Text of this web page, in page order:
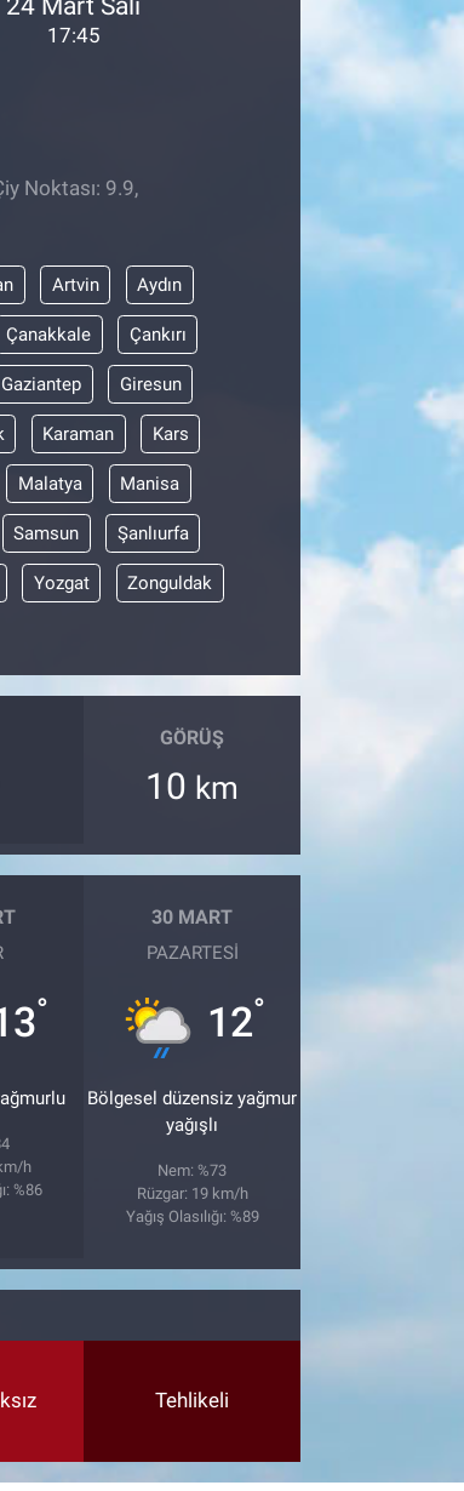
17:45
Noktası: 9.9,
Artvin Aydın
Çanakkale Çankırı
Gaziantep Giresun
Karaman Kars
Malatya Manisa
Samsun Şanlıurfa
Yozgat Zonguldak
GÖRÜŞ
10 km
°
h
%86
30 MART
PAZARTESI
12°
Bölgesel düzensiz yağmur
yağışlı
Nem: %73
Rüzgar: 19 km/h
Yağış Olasılığı: %89
Tehlikeli